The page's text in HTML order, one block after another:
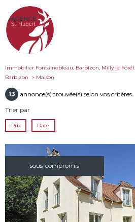
Immobilier Fontainebleau, Barbizon, Milly la Forêt
Barbizon
maison
13 annonce(s) trouvée(s) selon vos critères
Trier par
Prix Date
sous-compromis